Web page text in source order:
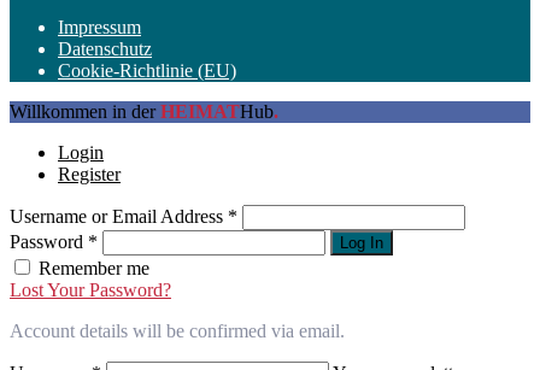
Impressum
Datenschutz
Cookie-Richtlinie (EU)
Willkommen in derHEIMATHub.
Login
Register
Username or Email Address *
Password * Log In
Remember me
Lost Your Password?
Account details will be confirmed via email.